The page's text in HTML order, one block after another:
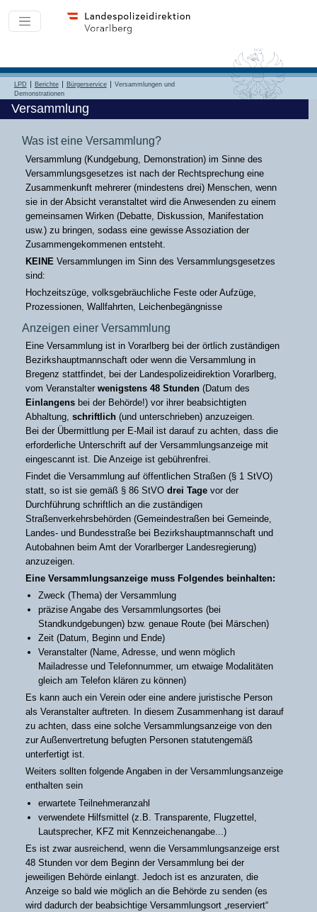
LPD Berichte Bürgerservice
Versammlungen und
Demonstrationen
Versammlung
Was ist eine Versammlung?
Versammlung (Kundgebung, Demonstration) im Sinne des
Versammlungsgesetzes ist nach der Rechtsprechung eine
Zusammenkunft mehrerer (mindestens drei) Menschen, wenn
sie in der Absicht veranstaltet wird die Anwesenden zu einem
gemeinsamen Wirken (Debatte, Diskussion, Manifestation
usw.) zu bringen, sodass eine gewisse Assoziation der
Zusammengekommenen entsteht.
KEINE Versammlungen im Sinn des Versammlungsgesetzes
sind:
Hochzeitszüge, volksgebräuchliche Feste oder Aufzüge,
Prozessionen, Wallfahrten, Leichenbegängnisse
Anzeigen einer Versammlung
Eine Versammlung ist in Vorarlberg bei der örtlich zuständigen
Bezirkshauptmannschaft oder wenn die Versammlung in
Bregenz stattfindet, bei der Landespolizeidirektion Vorarlberg,
vom Veranstalter wenigstens 48 Stunden(Datum des
Einlangensbei der Behörde!) vor ihrer beabsichtigten
Abhaltung, schriftlich(und unterschrieben) anzuzeigen.
Bei der Übermittlung per E-Mail ist darauf zu achten, dass die
erforderliche Unterschrift auf der Versammlungsanzeige mit
eingescannt ist. Die Anzeige ist gebührenfrei.
Findet die Versammlung auf öffentlichen Straßen (§ 1 StVO)
statt, so ist sie gemäß § 86 StVO drei Tagevor der
Durchführung schriftlich an die zuständigen
Straßenverkehrsbehörden (Gemeindestraßen bei Gemeinde,
Landes- und Bundesstraße bei Bezirkshauptmannschaft und
Autobahnen beim Amt der Vorarlberger Landesregierung)
anzuzeigen.
Eine Versammlungsanzeige muss Folgendes beinhalten:
Zweck (Thema) der Versammlung
präzise Angabe des Versammlungsortes (bei
Standkundgebungen) bzw. genaue Route (bei Märschen)
Zeit (Datum, Beginn und Ende)
Veranstalter (Name, Adresse, und wenn möglich
Mailadresse und Telefonnummer, um etwaige Modalitäten
gleich am Telefon klären zu können)
Es kann auch ein Verein oder eine andere juristische Person
als Veranstalter auftreten. In diesem Zusammenhang ist darauf
zu achten, dass eine solche Versammlungsanzeige von den
zur Außenvertretung befugten Personen statutengemäß
unterfertigt ist.
Weiters sollten folgende Angaben in der Versammlungsanzeige
enthalten sein
erwartete Teilnehmeranzahl
verwendete Hilfsmittel (z.B. Transparente, Flugzettel,
Lautsprecher, KFZ mit Kennzeichenangabe...)
Es ist zwar ausreichend, wenn die Versammlungsanzeige erst
48 Stunden vor dem Beginn der Versammlung bei der
jeweiligen Behörde einlangt. Jedoch ist es anzuraten, die
Anzeige so bald wie möglich an die Behörde zu senden (es
wird dadurch der beabsichtige Versammlungsort „reserviert“